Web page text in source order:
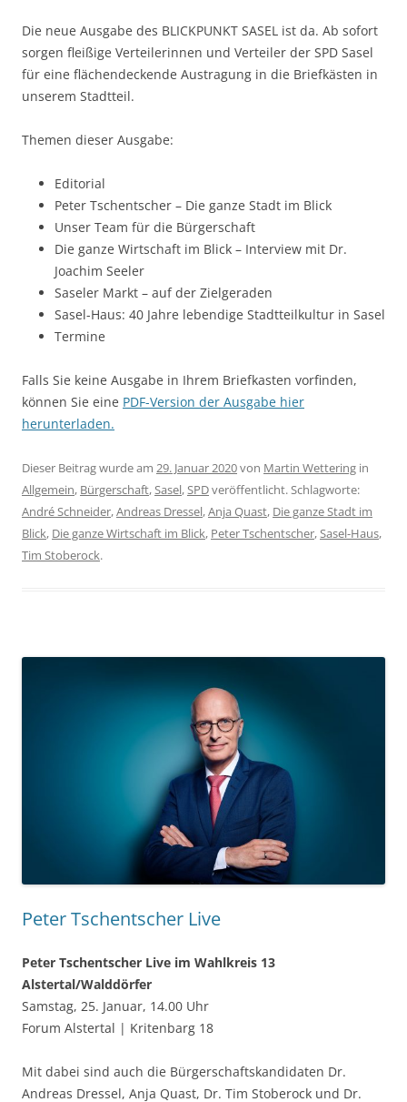
Die neue Ausgabe des BLICKPUNKT SASEL ist da. Ab sofort
sorgen fleißige Verteilerinnen und Verteiler der SPD Sasel
für eine flächendeckende Austragung in die Briefkästen in
unserem Stadtteil.
Themen dieser Ausgabe:
Editorial
Peter Tschentscher – Die ganze Stadt im Blick
Unser Team für die Bürgerschaft
Die ganze Wirtschaft im Blick – Interview mit Dr.
Joachim Seeler
Saseler Markt – auf der Zielgeraden
Sasel-Haus: 40 Jahre lebendige Stadtteilkultur in Sasel
Termine
Falls Sie keine Ausgabe in Ihrem Briefkasten vorfinden,
können Sie eine PDF-Version der Ausgabe hier
herunterladen.
Dieser Beitrag wurde am 29. Januar 2020von Martin Wettering in
Allgemein, Bürgerschaft,Sasel,SPDveröffentlicht. Schlagworte:
André Schneider,Andreas Dressel,Anja Quast, Die ganze Stadt im
Blick, Die ganze Wirtschaft im Blick, Peter Tschentscher,Sasel-Haus,
Tim Stoberock.
Peter Tschentscher Live
Peter Tschentscher Live im Wahlkreis 13
Alstertal/Walddörfer
Samstag, 25. Januar, 14.00 Uhr
Forum Alstertal | Kritenbarg 18
Mit dabei sind auch die Bürgerschaftskandidaten Dr.
Andreas Dressel, Anja Quast, Dr. Tim Stoberock und Dr.